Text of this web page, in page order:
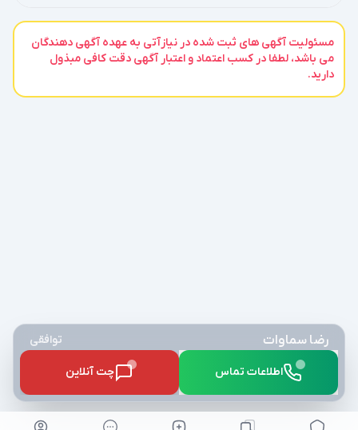
مسئولیت آگهی های ثبت شده در نیازآتی به عهده آگهی دهندگان
می باشد، لطفا در کسب اعتماد و اعتبار آگهی دقت کافی مبذول
دارید.
رضا سماوات توافقی
اطلاعات تماس چت آنلاین